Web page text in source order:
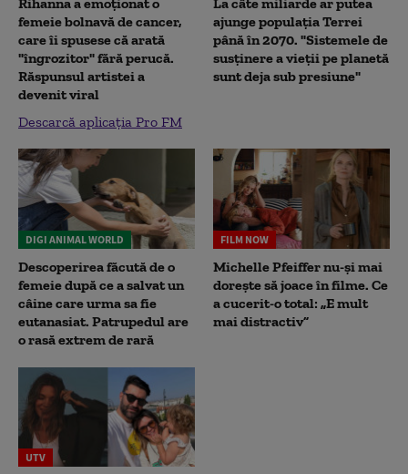
femeie bolnavă de cancer,
care îi spusese că arată
"îngrozitor" fără perucă.
Răspunsul artistei a
devenit viral
Descarcă aplicația Pro FM
ajunge populația Terrei
până în 2070. "Sistemele de
susținere a vieții pe planetă
sunt deja sub presiune"
DIGI ANIMAL WORLD
Descoperirea făcută de o
femeie după ce a salvat un
câine care urma sa fie
eutanasiat. Patrupedul are
o rasă extrem de rară
FILM NOW
Michelle Pfeiffer nu-și mai
dorește să joace în filme. Ce
a cucerit-o total: „E mult
mai distractiv”
UTV